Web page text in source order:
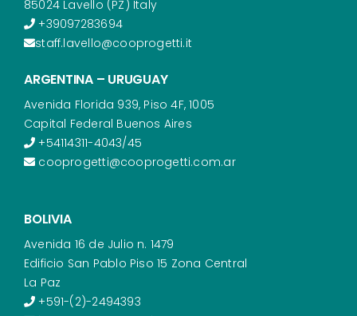
85024 Lavello (PZ) Italy
+39097283694
staff.lavello@cooprogetti.it
ARGENTINA – URUGUAY
Avenida Florida 939, Piso 4F, 1005
Capital Federal Buenos Aires
+54114311-4043/45
cooprogetti@cooprogetti.com.ar
BOLIVIA
Avenida 16 de Julio n. 1479
Edificio San Pablo Piso 15 Zona Central
La Paz
+591-(2)-2494393